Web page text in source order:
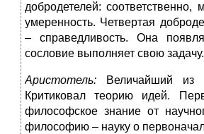
добродетелей: соответственно,
умеренность. Четвертая
– справедливость. Она
сословие выполняет свою задачу.
Аристотель:
Величайший из
Критиковал теорию идей.
философское знание от
философию – науку о